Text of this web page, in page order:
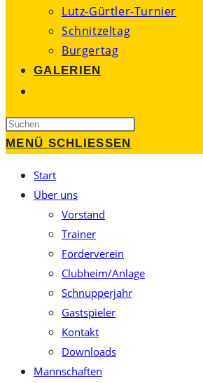
Lutz-Gürtler-Turnier
Schnitzeltag
Burgertag
GALERIEN
UMSCHALTEN
Press
MENÜ SCHLIESSEN
Start
Über uns
Vorstand
Trainer
Förderverein
Clubheim/Anlage
Schnupperjahr
Gastspieler
Kontakt
Downloads
Mannschaften